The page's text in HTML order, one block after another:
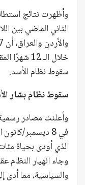
وأظهرت نتائج
الثاني الماضي بين
سقوط نظام الأسد.
سقوط نظام بشار
وأعلنت مصادر
الذي أودى بحياة
وجاء انهيار
والسياسية، مما